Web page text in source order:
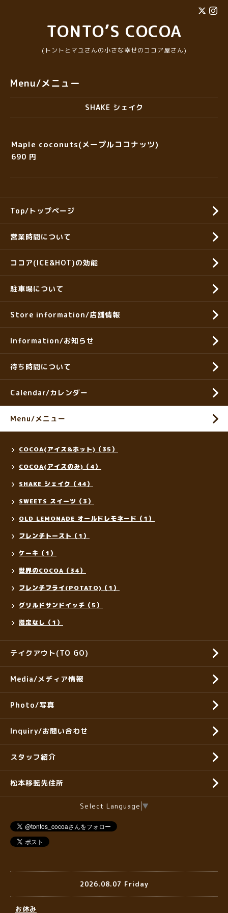
TONTO’S COCOA
(トントとマユさんの小さな幸せのココア屋さん)
Menu/メニュー
SHAKE シェイク
Maple coconuts(メープルココナッツ)
690 円
Top/トップページ
営業時間について
ココア(ICE&HOT)の効能
駐車場について
Store information/店舗情報
Information/お知らせ
待ち時間について
Calendar/カレンダー
Menu/メニュー
COCOA(アイス&ホット)（35）
COCOA(アイスのみ)（4）
SHAKE シェイク（44）
SWEETS スイーツ（3）
OLD LEMONADE オールドレモネード（1）
フレンチトースト（1）
ケーキ（1）
世界のCOCOA（34）
フレンチフライ(POTATO)（1）
グリルドサンドイッチ（5）
指定なし（1）
テイクアウト(TO GO)
Media/メディア情報
Photo/写真
Inquiry/お問い合わせ
スタッフ紹介
松本移転先住所
Select Language ▼
2026.08.07 Friday
お休み